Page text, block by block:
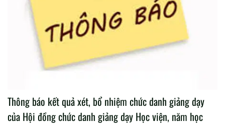
Thông báo kết quả xét, bổ nhiệm chức danh giảng dạy
của Hội đồng chức danh giảng dạy Học viện, năm học